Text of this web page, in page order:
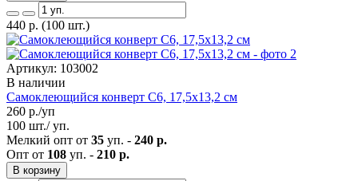
440 р. (100 шт.)
Артикул: 103002
В наличии
Самоклеющийся конверт С6, 17,5х13,2 см
260 р./уп
100 шт./ уп.
Мелкий опт от 35 уп. - 240 р.
Опт от 108 уп. - 210 р.
В корзину